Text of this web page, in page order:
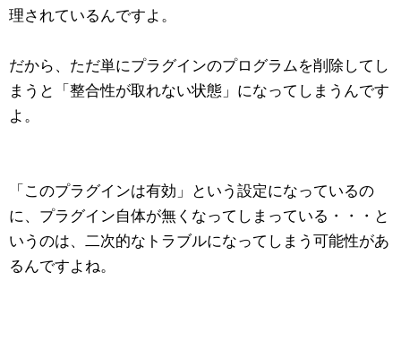
理されているんですよ。
だから、ただ単にプラグインのプログラムを削除してし
まうと「整合性が取れない状態」になってしまうんです
よ。
「このプラグインは有効」という設定になっているの
に、プラグイン自体が無くなってしまっている・・・と
いうのは、二次的なトラブルになってしまう可能性があ
るんですよね。